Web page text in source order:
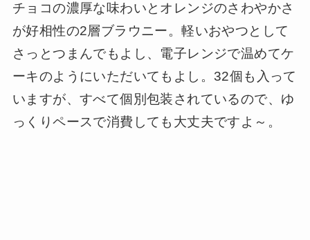
チョコの濃厚な味わいとオレンジのさわやかさ
が好相性の2層ブラウニー。軽いおやつとして
さっとつまんでもよし、電子レンジで温めてケ
ーキのようにいただいてもよし。32個も入って
いますが、すべて個別包装されているので、ゆ
っくりペースで消費しても大丈夫ですよ～。